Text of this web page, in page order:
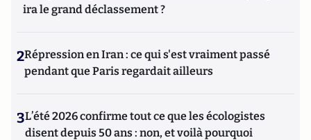
ira le grand déclassement ?
2Répression en Iran : ce qui s'est vraiment passé
pendant que Paris regardait ailleurs
3L’été 2026 confirme tout ce que les écologistes
disent depuis 50 ans : non, et voilà pourquoi